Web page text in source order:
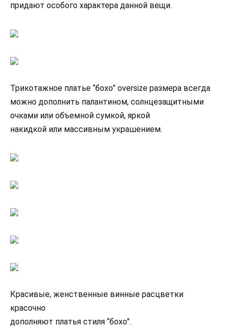
придают особого характера данной вещи.
Трикотажное платье “бохо” oversize размера всегда
можно дополнить палантином, солнцезащитными
очками или объемной сумкой, яркой
накидкой или массивным украшением.
Красивые, женственные винные расцветки
красочно
дополняют платья стиля “бохо”.